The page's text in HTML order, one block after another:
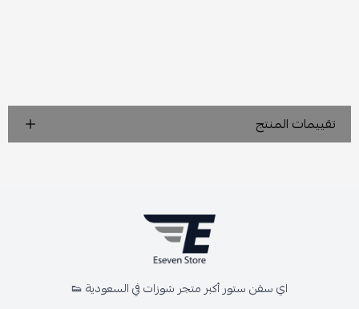
تقييمات المنتج
اي سفن ستور أكبر متجر شوزات في السعودية 👟